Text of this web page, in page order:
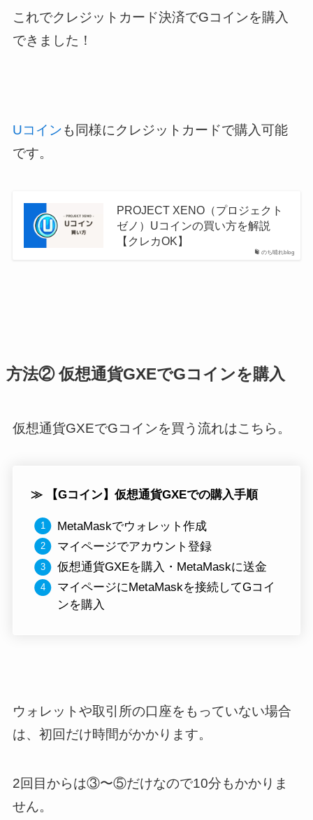
これでクレジットカード決済でGコインを購入
できました！
Uコインも同様にクレジットカードで購入可能
です。
のち晴れblog
PROJECT XENO（プロジェクト
ゼノ）Uコインの買い方を解説
【クレカOK】
方法② 仮想通貨GXEでGコインを購入
仮想通貨GXEでGコインを買う流れはこちら。
≫ 【Gコイン】仮想通貨GXEでの購入手順
MetaMaskでウォレット作成
マイページでアカウント登録
仮想通貨GXEを購入・MetaMaskに送金
マイページにMetaMaskを接続してGコイ
ンを購入
ウォレットや取引所の口座をもっていない場合
は、初回だけ時間がかかります。
2回目からは③〜⑤だけなので10分もかかりま
せん。